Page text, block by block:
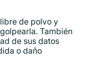
de polvo y
También
de sus datos
o daño